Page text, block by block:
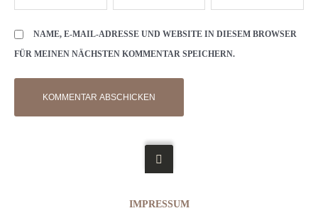
NAME, E-MAIL-ADRESSE UND WEBSITE IN DIESEM BROWSER
FÜR MEINEN NÄCHSTEN KOMMENTAR SPEICHERN.
IMPRESSUM